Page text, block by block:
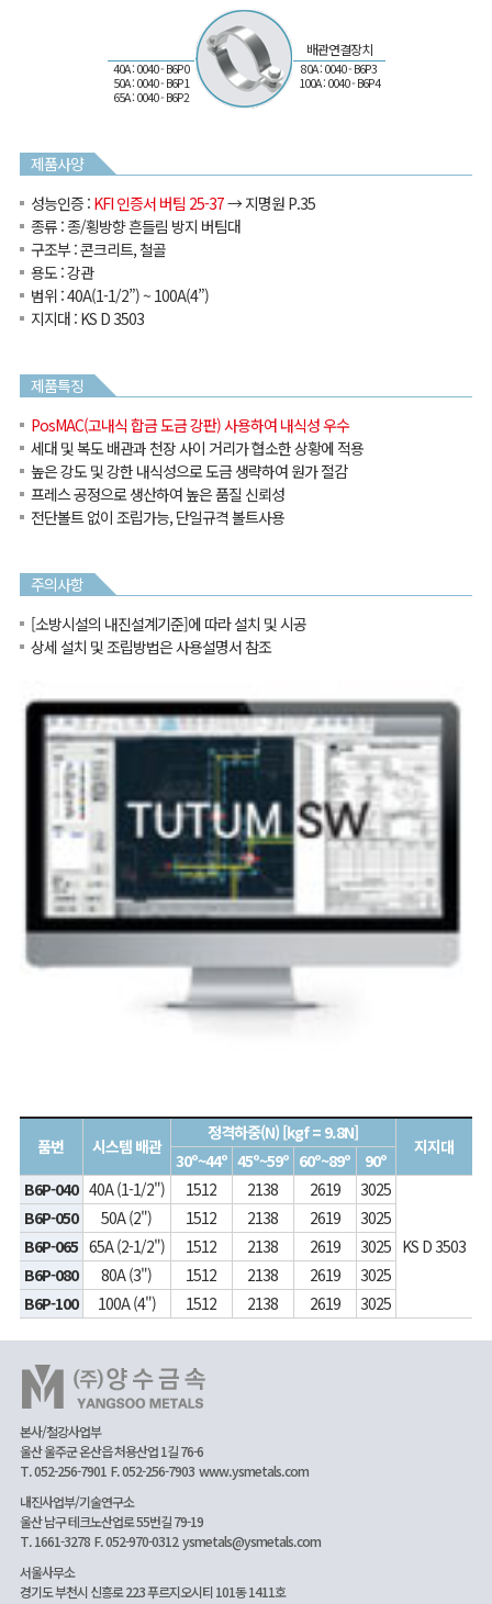
40A : 0040 - B6P0
50A : 0040 - B6P1
65A : 0040 - B6P2
배관연결장치
80A : 0040 - B6P3
100A : 0040 - B6P4
제품사양
성능인증: KFI 인증서 버팀 25-37→ 지명원 P.35
종류: 종/횡방향 흔들림 방지 버팀대
구조부: 콘크리트, 철골
용도: 강관
범위: 40A(1-1/2”) ~ 100A(4”)
지지대: KS D 3503
제품특징
PosMAC(고내식 합금 도금 강판) 사용하여 내식성 우수
세대 및 복도 배관과 천장 사이 거리가 협소한 상황에 적용
높은 강도 및 강한 내식성으로 도금 생략하여 원가 절감
프레스 공정으로 생산하여 높은 품질 신뢰성
전단볼트 없이 조립가능, 단일규격 볼트사용
주의사항
[소방시설의 내진설계기준]에 따라 설치 및 시공
상세 설치 및 조립방법은 사용설명서 참조
품번 시스템 배관
정격하중(N) [kgf = 9.8N]
지지대
30º~44º 45º~59º 60º~89º
90º
B6P-040 40A (1-1/2") 1512 2138 2619 3025
KS D 3503
B6P-050 50A (2") 1512 2138 2619
3025
B6P-065 65A (2-1/2") 1512 2138 2619
3025
B6P-080
80A (3") 1512 2138 2619
3025
B6P-100
100A (4") 1512 2138 2619 3025
본사/철강사업부
울산 울주군 온산읍 처용산업 1길 76-6
T. 052-256-7901 F. 052-256-7903 www.ysmetals.com
내진사업부/기술연구소
울산 남구 테크노산업로 55번길 79-19
T. 1661-3278 F. 052-970-0312 ysmetals@ysmetals.com
서울사무소
경기도 부천시 신흥로 223 푸르지오시티 101동 1411호